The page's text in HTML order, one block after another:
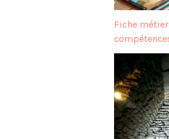
Fiche